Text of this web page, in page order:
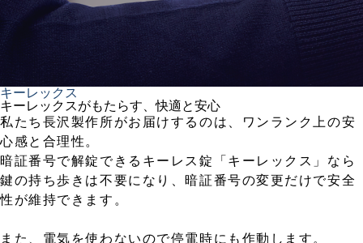
キーレックス
キーレックスがもたらす、快適と安心
私たち長沢製作所がお届けするのは、ワンランク上の安
心感と合理性。
暗証番号で解錠できるキーレス錠「キーレックス」なら
鍵の持ち歩きは不要になり、暗証番号の変更だけで安全
性が維持できます。
また、電気を使わないので停電時にも作動します。